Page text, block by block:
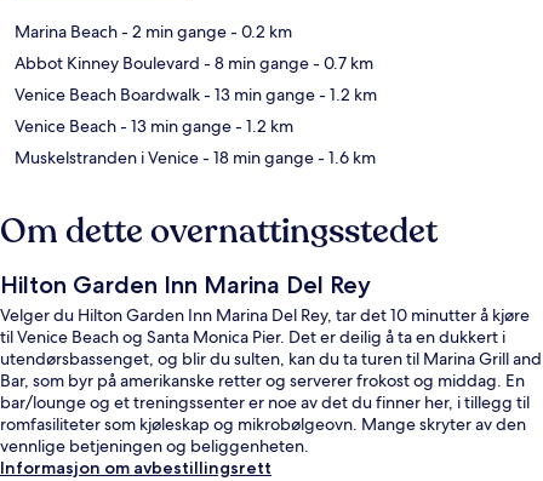
Marina Beach- 2 min gange- 0.2 km
Abbot Kinney Boulevard - 8 min gange- 0.7 km
Venice Beach Boardwalk- 13 min gange- 1.2 km
Venice Beach- 13 min gange- 1.2 km
Muskelstranden i Venice- 18 min gange- 1.6 km
Om dette overnattingsstedet
Hilton Garden Inn Marina Del Rey
Velger du Hilton Garden Inn Marina Del Rey, tar det 10 minutter å kjøre
til Venice Beach og Santa Monica Pier. Det er deilig å ta en dukkert i
utendørsbassenget, og blir du sulten, kan du ta turen til Marina Grill and
Bar, som byr på amerikanske retter og serverer frokost og middag. En
bar/lounge og et treningssenter er noe av det du finner her, i tillegg til
romfasiliteter som kjøleskap og mikrobølgeovn. Mange skryter av den
vennlige betjeningen og beliggenheten.
Informasjon om avbestillingsrett